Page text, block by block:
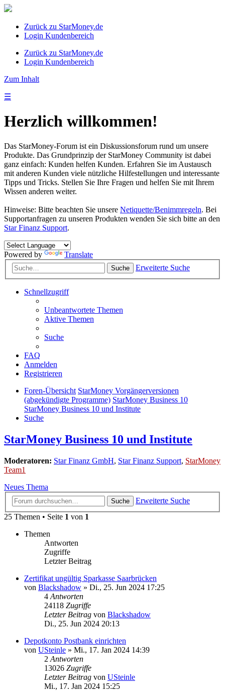
Zurück zu StarMoney.de
Login Kundenbereich
Zurück zu StarMoney.de
Login Kundenbereich
Zum Inhalt
☰
Herzlich willkommen!
Das StarMoney-Forum ist ein Diskussionsforum rund um unsere
Produkte. Das Grundprinzip der StarMoney Community ist dabei
ganz einfach: Kunden helfen Kunden. Erfahren Sie im Austausch
mit anderen Kunden viele nützliche Hilfestellungen und interessante
Tipps und Tricks. Stellen Sie Ihre Fragen und helfen Sie mit Ihrem
Wissen anderen weiter.
Hinweise: Bitte beachten Sie unsere Netiquette/Benimmregeln. Bei
Supportanfragen zu unseren Produkten wenden Sie sich bitte an den
Star Finanz Support.
Powered by Translate
Suche Erweiterte Suche
Schnellzugriff
Unbeantwortete Themen
Aktive Themen
Suche
FAQ
Anmelden
Registrieren
Foren-Übersicht StarMoney Vorgängerversionen
(abgekündigte Programme) StarMoney Business 10
StarMoney Business 10 und Institute
Suche
StarMoney Business 10 und Institute
Moderatoren: Star Finanz GmbH, Star Finanz Support, StarMoney
Team1
Neues Thema
Suche
Erweiterte Suche
25 Themen • Seite 1 von 1
Themen
Antworten
Zugriffe
Letzter Beitrag
Zertifikat ungültig Sparkasse Saarbrücken
von Blackshadow » Di., 25. Jun 2024 17:25
4 Antworten
24118 Zugriffe
Letzter Beitrag von Blackshadow
Di., 25. Jun 2024 20:13
Depotkonto Postbank einrichten
von USteinle » Mi., 17. Jan 2024 14:39
2 Antworten
13026 Zugriffe
Letzter Beitrag von USteinle
Mi., 17. Jan 2024 15:25